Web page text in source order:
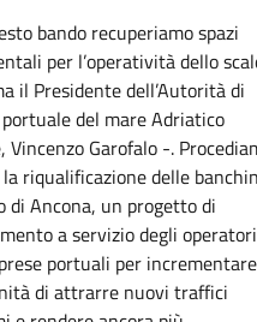
bando recuperiamo spazi
per l’operatività dello
il Presidente dell’Autorità di
del mare Adriatico
Vincenzo Garofalo -.
riqualificazione delle
di Ancona, un progetto di
a servizio degli
portuali per
di attrarre nuovi traffici